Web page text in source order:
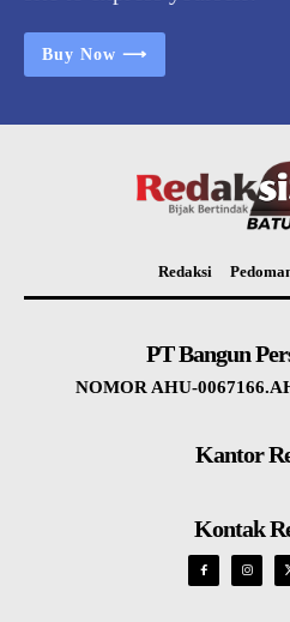
Buy Now ⟶
Redaksi
PT Bangun
NOMOR AHU-
Kantor
Kontak